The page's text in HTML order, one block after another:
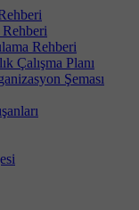
Rehberi
Çalışma Planı
Şeması